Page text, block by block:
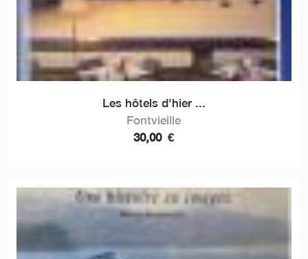
Les hôtels d'hier ...
Fontvieille
30,00 €